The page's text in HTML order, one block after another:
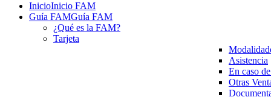
InicioInicio FAM
Guía FAMGuía FAM
¿Qué es la FAM?
Tarjeta
Asistencia
En caso
Otras